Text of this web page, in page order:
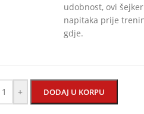
udobnost, ovi
napitaka prije
gdje.
+ DODAJ U KORPU